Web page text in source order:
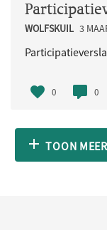
WOLFSKUIL 3
0 0
TOON MEER